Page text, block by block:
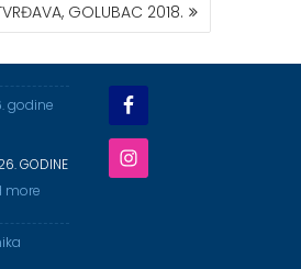
GOLUBAC 2018.
godine
GODINE
more